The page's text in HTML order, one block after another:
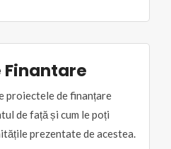
Finantare
proiectele de finanțare
de față și cum le poți
prezentate de acestea.